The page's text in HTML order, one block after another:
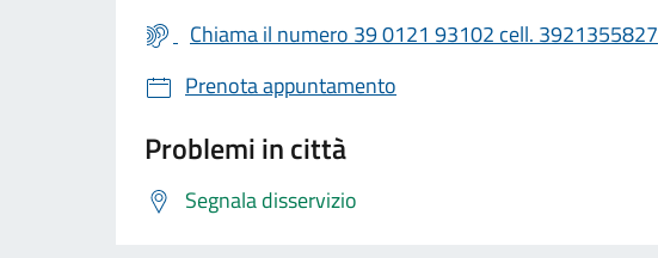
Chiama il numero 39 0121 93102 cell. 3921355827
Prenota appuntamento
Problemi in città
Segnala disservizio